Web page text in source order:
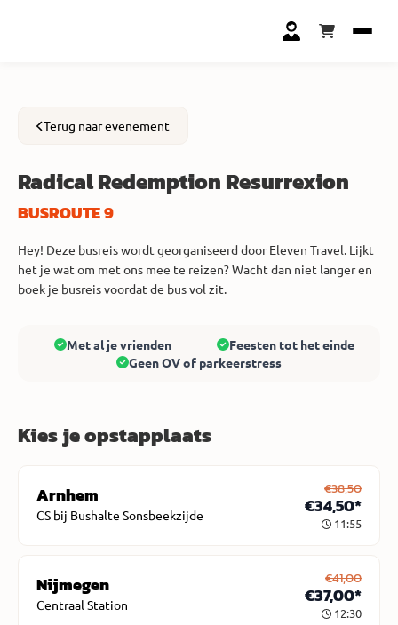
Terug naar evenement
Radical Redemption Resurrexion
BUSROUTE 9
Hey! Deze busreis wordt georganiseerd door Eleven Travel. Lijkt
het je wat om met ons mee te reizen? Wacht dan niet langer en
boek je busreis voordat de bus vol zit.
Met al je vrienden
Feesten tot het einde
Geen OV of parkeerstress
Kies je opstapplaats
Arnhem
CS bij Bushalte Sonsbeekzijde
€38,50
€34,50*
11:55
Nijmegen
Centraal Station
€41,00
€37,00*
12:30